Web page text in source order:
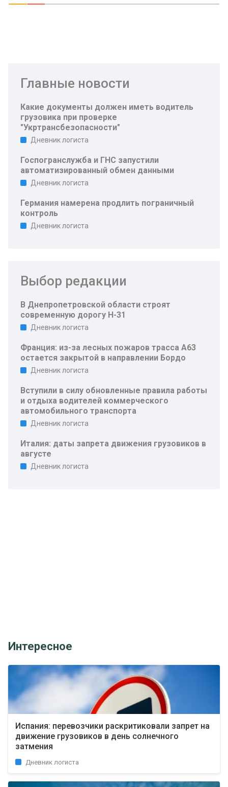
Главные новости
Какие документы должен иметь водитель
грузовика при проверке
"Укртрансбезопасности"
Дневник логиста
Госпогранслужба и ГНС запустили
автоматизированный обмен данными
Дневник логиста
Германия намерена продлить пограничный
контроль
Дневник логиста
Выбор редакции
В Днепропетровской области строят
современную дорогу Н-31
Дневник логиста
Франция: из-за лесных пожаров трасса A63
остается закрытой в направлении Бордо
Дневник логиста
Вступили в силу обновленные правила работы
и отдыха водителей коммерческого
автомобильного транспорта
Дневник логиста
Италия: даты запрета движения грузовиков в
августе
Дневник логиста
Интересное
Испания: перевозчики раскритиковали запрет на
движение грузовиков в день солнечного
затмения
Дневник логиста